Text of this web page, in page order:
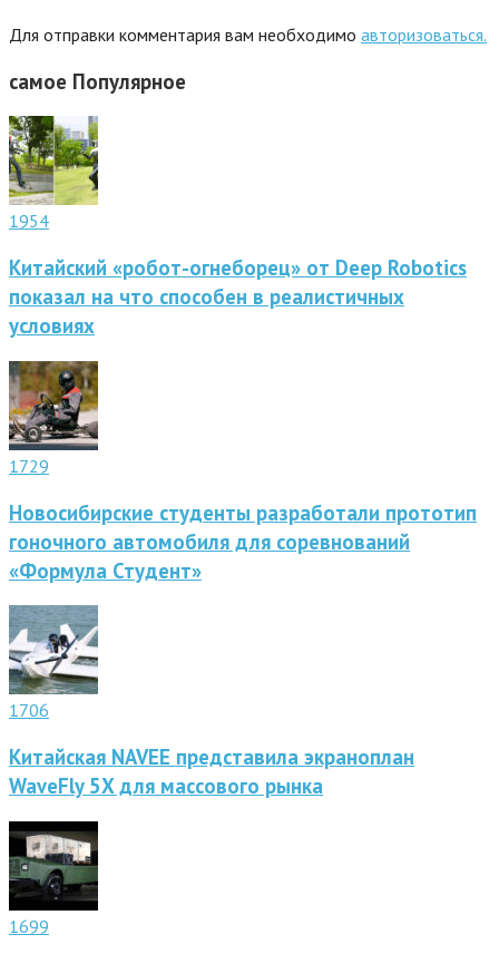
Для отправки комментария вам необходимо авторизоваться.
самое Популярное
1954
Китайский «робот-огнеборец» от Deep Robotics
показал на что способен в реалистичных
условиях
1729
Новосибирские студенты разработали прототип
гоночного автомобиля для соревнований
«Формула Студент»
1706
Китайская NAVEE представила экраноплан
WaveFly 5X для массового рынка
1699